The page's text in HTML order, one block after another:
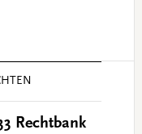
Rechtbank